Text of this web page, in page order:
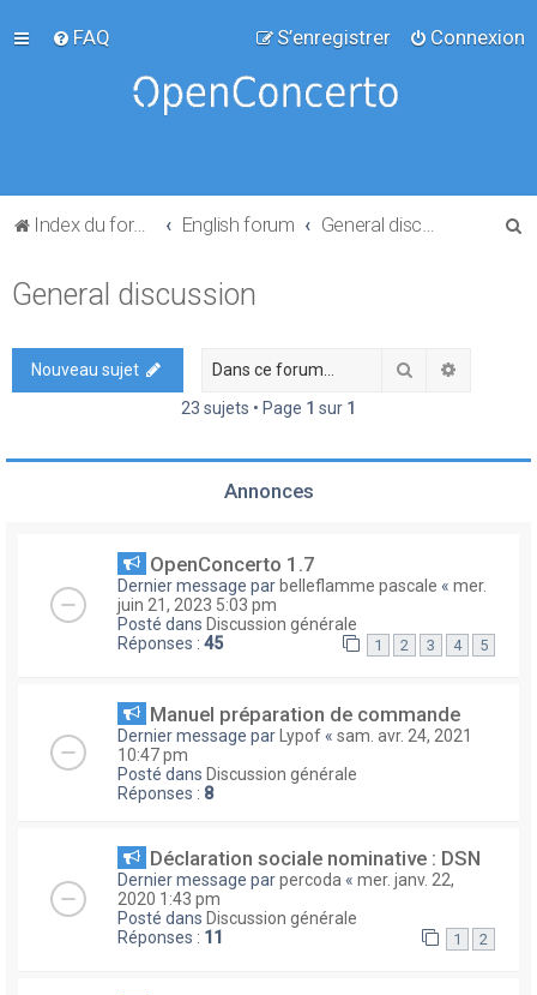
FAQ Connexion
S’enregistrer
Index du forum English forum
h
General discussion
Nouveau sujet Rechercher
23 sujets • Page 1 sur 1
Annonces
OpenConcerto 1.7
Dernier message par belleflamme pascale « mer.
juin 21, 2023 5:03 pm
Posté dans Discussion générale
Réponses : 45 1 2 3 4 5
Manuel préparation de commande
Dernier message par Lypof « sam. avr. 24, 2021
10:47 pm
Posté dans Discussion générale
Réponses : 8
Déclaration sociale nominative : DSN
Dernier message parpercoda « mer. janv. 22,
2020 1:43 pm
Posté dans Discussion générale
Réponses : 11 1 2